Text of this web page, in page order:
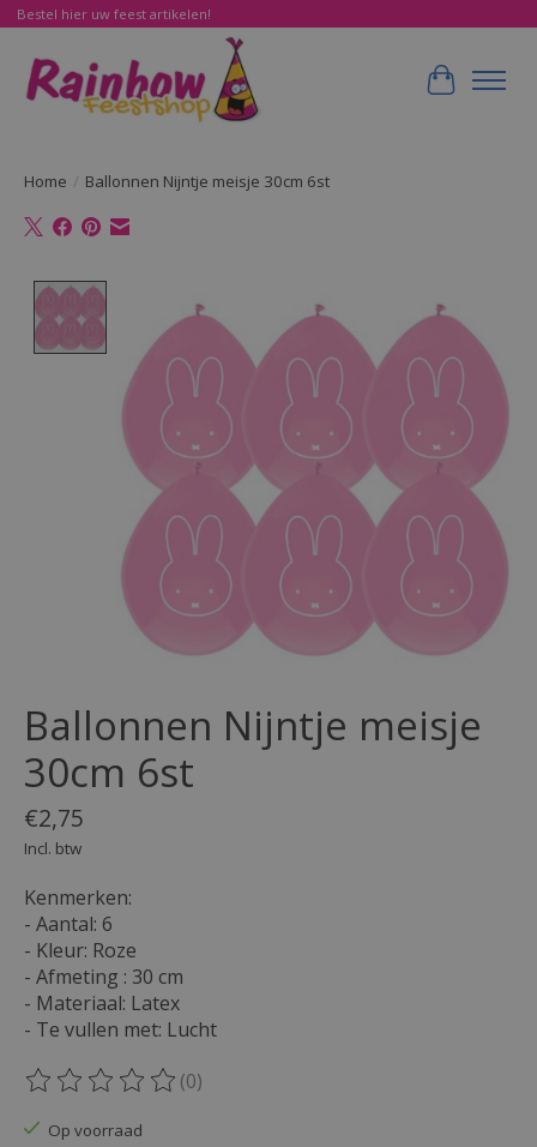
Bestel hier uw feest artikelen!
Home / Ballonnen Nijntje meisje 30cm 6st
Ballonnen Nijntje meisje
30cm 6st
€2,75
Incl. btw
Kenmerken:
- Aantal: 6
- Kleur: Roze
- Afmeting : 30 cm
- Materiaal: Latex
- Te vullen met: Lucht
De beoordeling van dit product is
(0)
Op voorraad